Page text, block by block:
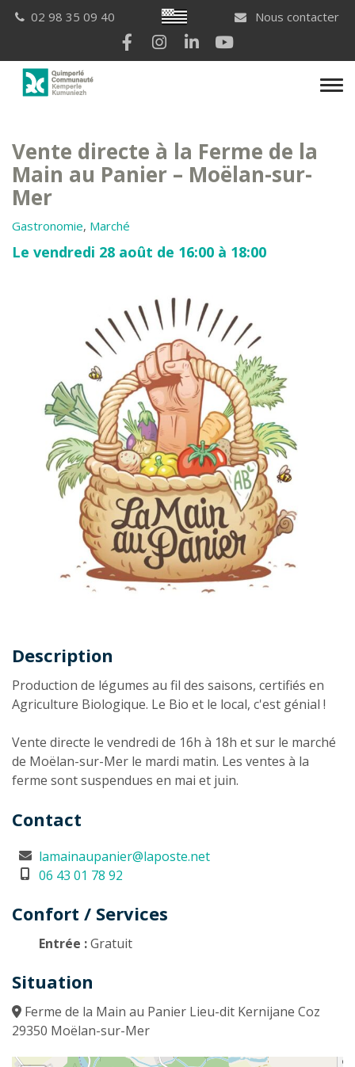
Breton
02 98 35 09 40
Nous contacter
Lien vers le compte Facebook
Lien vers le compte Instagram
Lien vers le compte
Vente directe à la Ferme de la
Main au Panier – Moëlan-sur-
Mer
Gastronomie, Marché
Le vendredi 28 août de 16:00 à 18:00
Description
Description
Production de légumes au fil des saisons, certifiés en
Agriculture Biologique. Le Bio et le local, c'est génial !
Vente directe le vendredi de 16h à 18h et sur le marché
de Moëlan-sur-Mer le mardi matin. Les ventes à la
ferme sont suspendues en mai et juin.
Contact
lamainaupanier@laposte.net
06 43 01 78 92
Confort / Services
Entrée :Gratuit
Situation
Ferme de la Main au Panier Lieu-dit Kernijane Coz
29350 Moëlan-sur-Mer